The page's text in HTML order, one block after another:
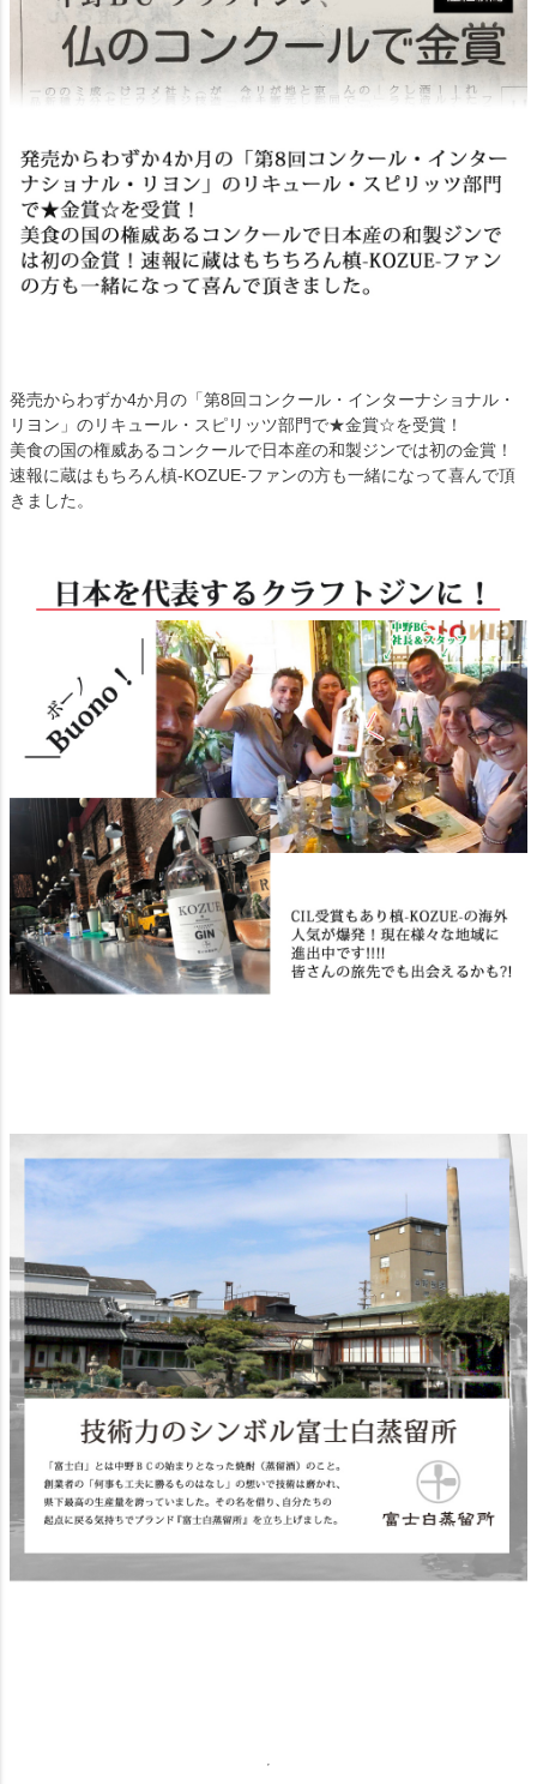
発売からわずか4か月の「第8回コンクール・インターナショナル・
リヨン」のリキュール・スピリッツ部門で★金賞☆を受賞！
美食の国の権威あるコンクールで日本産の和製ジンでは初の金賞！
速報に蔵はもちろん槙-KOZUE-ファンの方も一緒になって喜んで頂
きました。